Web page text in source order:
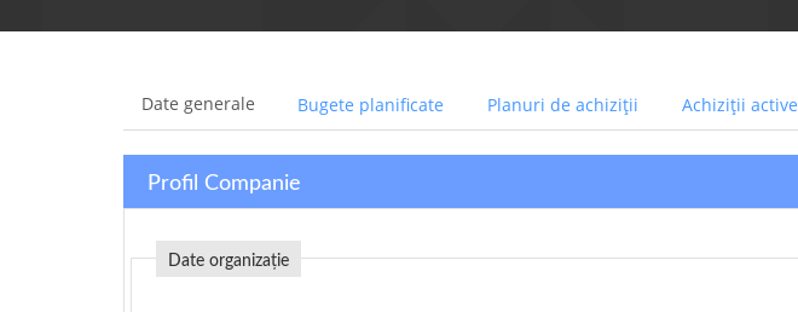
Date generale Bugete planificate Planuri de achiziții Achiziții active
Profil Companie
Date organizație